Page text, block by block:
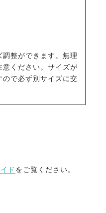
のヘルメットを数多く
。
ロゴ入りの専
ドは
整ができます。無理
意ください。サイズが
で必ず別サイズに交
ド をご覧ください。